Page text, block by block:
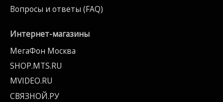
Вопросы и ответы (FAQ)
Интернет-магазины
МегаФон Москва
SHOP.MTS.RU
MVIDEO.RU
СВЯЗНОЙ.РУ